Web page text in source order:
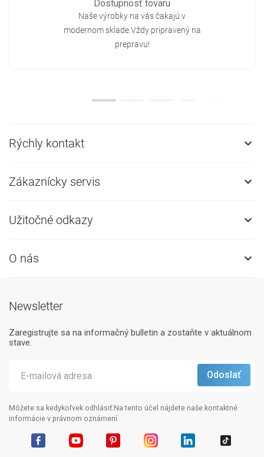
Dostupnosť tovaru
Naše výrobky na vás čakajú v
modernom sklade.Vždy pripravený na
prepravu!
Rýchly kontakt 
Zákaznícky servis 
Užitočné odkazy 
O nás 
Newsletter
Zaregistrujte sa na informačný bulletin a zostaňte v aktuálnom
stave.
Môžete sa kedykoľvek odhlásiť.Na tento účel nájdete naše kontaktné
informácie v právnom oznámení.